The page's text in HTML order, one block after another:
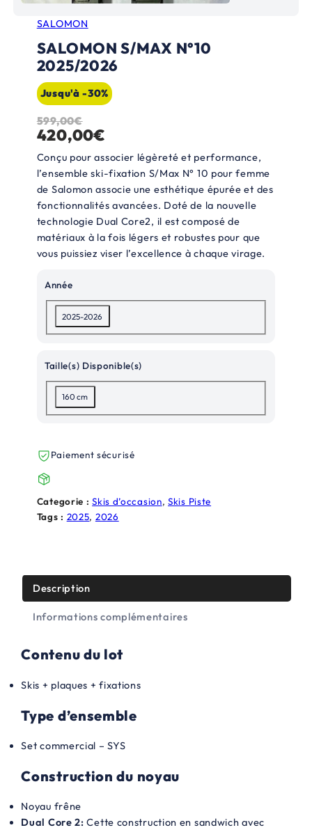
SALOMON
SALOMON S/MAX N°10
2025/2026
Jusqu'à -30%
599,00€
L
p
r
i
x
i
a
t
5
9
,
€
.
420,00€
L
p
r
i
x
a
4
,
0
€
Conçu pour associer légèreté et performance,
l’ensemble ski-fixation S/Max N° 10 pour femme
de Salomon associe une esthétique épurée et des
fonctionnalités avancées. Doté de la nouvelle
technologie Dual Core2, il est composé de
matériaux à la fois légers et robustes pour que
vous puissiez viser l’excellence à chaque virage.
Année
2025-2026
Taille(s) Disponible(s)
160 cm
Paiement sécurisé
Categorie :Skis d’occasion, Skis Piste
Tags : 2025, 2026
Description
Informations complémentaires
Contenu du lot
Skis + plaques + fixations
Type d’ensemble
Set commercial – SYS
Construction du noyau
Noyau frêne
Dual Core 2: Cette construction en sandwich avec